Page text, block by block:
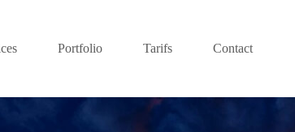
Portfolio Tarifs Contact